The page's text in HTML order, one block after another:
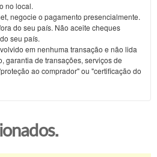
no local.
negocie o pagamento presencialmente.
do seu país. Não aceite cheques
seu país.
em nenhuma transação e não lida
garantia de transações, serviços de
ao comprador" ou "certificação do